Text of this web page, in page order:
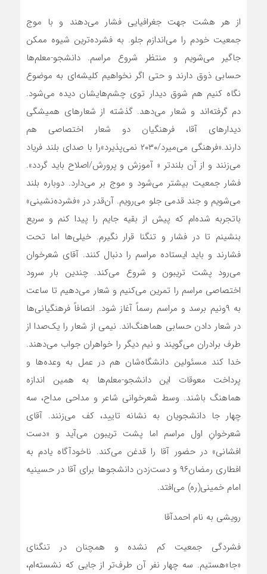
از هر هشت جهت جغرافیایی فشار می‌دهند و با موج
جمعیت خودم را می‌اندازم جلو. به فشرده‌ترین شیوه ممکن
جاگیر می‌شویم و منتظر شروع مراسم. دانشجو-معلم‌ها
حسابی ذوق دارند و حتی اگر نخواهیم کلیشه‌ای به موضوع
نگاه کنیم هم شوق دیدار توی چشم‌هایشان دیده می‌شود.
دم گرفته‌اند و شعار می‌دهد. گذشته از شعارهای همیشگی
دیدارهای آقا، فرهنگیان دو شعار اختصاصی هم
دارند.«فرهنگی می‌میرد/۲۰۳۰ نمی‌پذیرد»را با صدای بلند فریاد
می‌زنند و از آن بلندتر « آموزش و پرورش/اصلاح باید گردد».
فشار جمعیت بیشتر می‌شود و موج بر می‌دارد. دوباره بلند
می‌شویم و جند قدمی جلو می‌رویم. آن‌قدر در «فشرده‌نشینی»
باتجربه شده‌ام که پیش از بقیه جایم را پیدا کنم و سریع
بنشینم تا در فشار و تنگنا قرار نگیرم. خیلی‌ها اما تحت
فشارند و باید ایستاده مراسم را دنبال کنند. آقای شعرخوان
می‌رود پشت تریبون و شروع می‌کند. چندین بار سرود
اختصاصی مراسم را تمرین می‌کنیم و شعار می‌دهیم تا ساعت
به ۹ونیم برسد و مراسم رسماً آغاز شود. انصافاً فرهنگیانی‌ها
در شعار دادن حسابی هماهنگ‌اند. نیمی از شعار را یک‌صدا از
طرف برادران می‌گویند و نیم دیگر را خواهران جواب می‌دهند.
خدا کند مسئولین دانشگاه‌شان هم در عمل به وعده‌ها و
پرداخت معوقات این دانشجو-معلم‌ها به همین اندازه
هماهنگ باشند. وسط شعرخوانی شاعر و مداحی مداح، سه
چهار جا دانشجویان به نشانه تایید، کف می‌زنند. آقای
شعرخوانِ اول مراسم اما پشت تریبون می‌آید و «دست
افشانی» در حضور آقا را قدغن می‌کند. ناخودآگاه یادم به
افطاری رمضان۹۶ و دست‌زدن دانشجوها برای آقا در حسینیه
امام خمینی(ره) می‌افتد.
رویشی به نام احمدآقا
فشردگی جمعیت کم نشده و همچنان در تنگنای
«جا»هستیم. سه چهار نفر آن طرف‌تر از جایی که نشسته‌ام،